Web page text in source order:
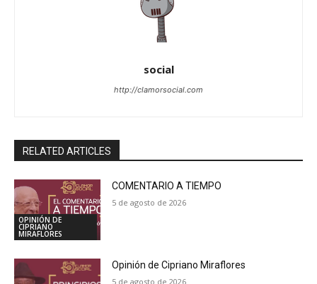
social
http://clamorsocial.com
RELATED ARTICLES
OPINIÓN DE
CIPRIANO
MIRAFLORES
COMENTARIO A TIEMPO
5 de agosto de 2026
Opinión de Cipriano Miraflores
5 de agosto de 2026